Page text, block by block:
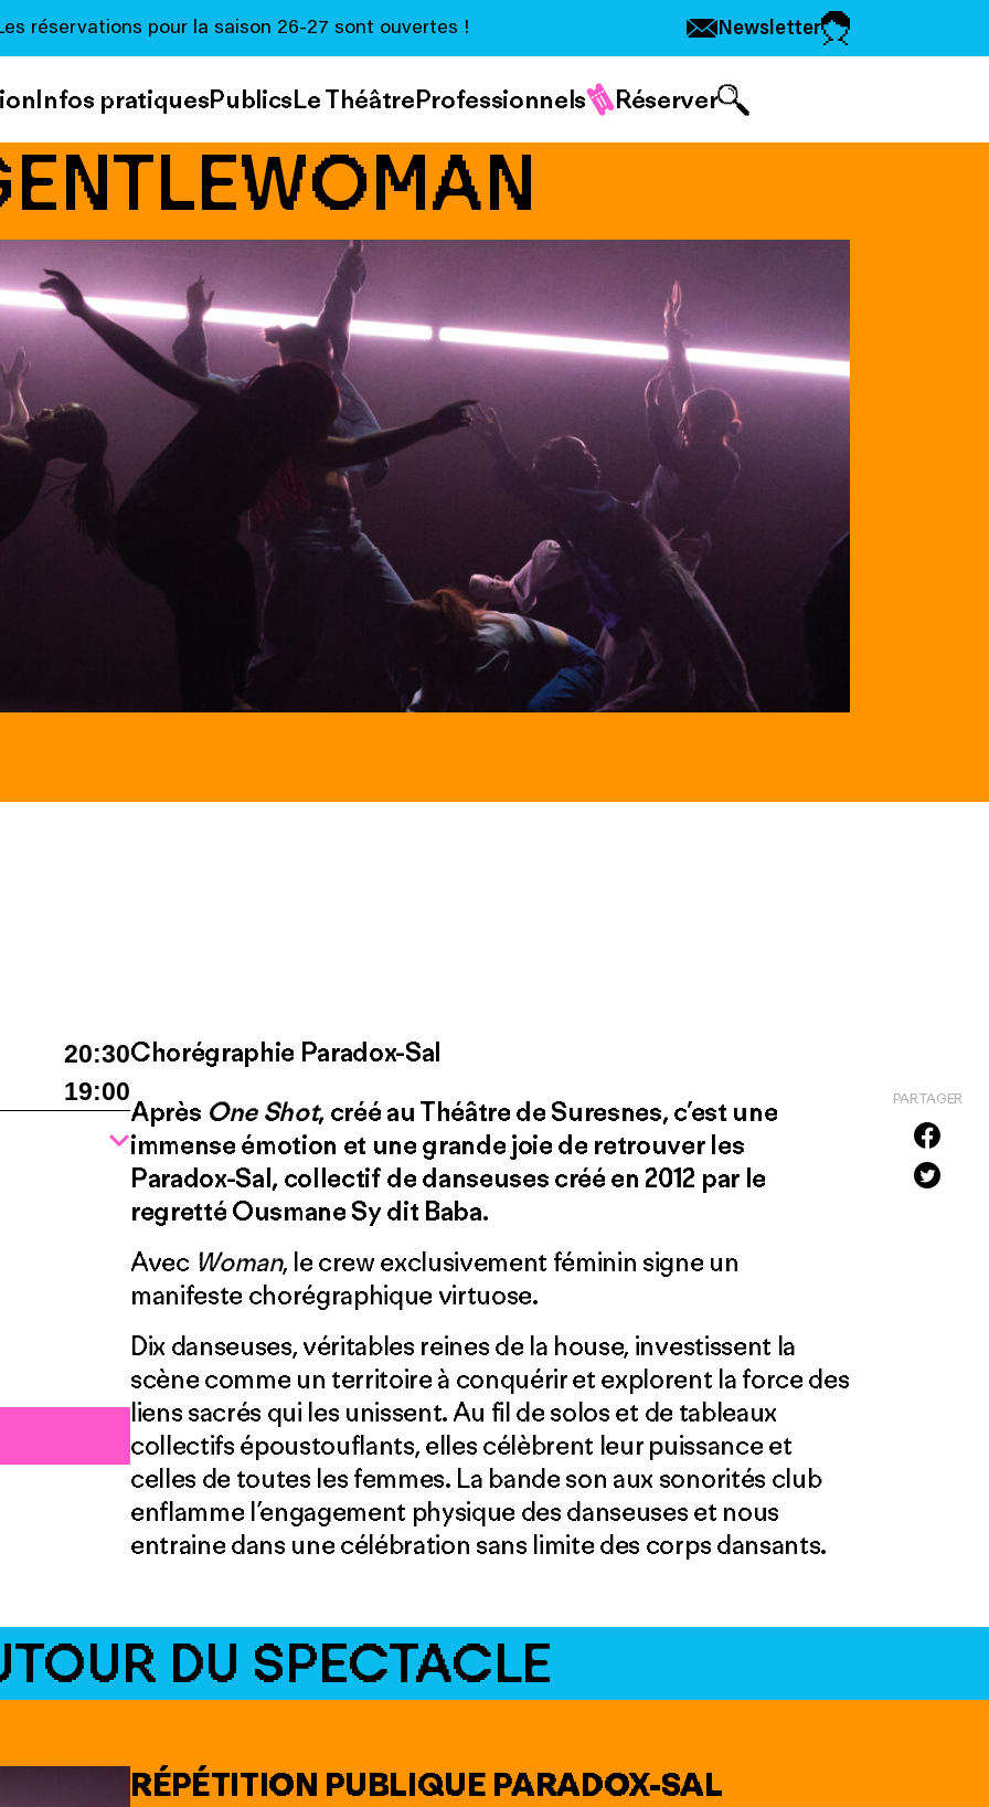
réservations pour la saison 26-27 sont ouvertes ! Newsletter
Infos pratiquesPublicsLe ThéâtreProfessionnels Réserver
PARTAGER
20:30
19:00
Chorégraphie Paradox-Sal
Après One Shot, créé au Théâtre de Suresnes, c’est une
immense émotion et une grande joie de retrouver les
Paradox-Sal, collectif de danseuses créé en 2012 par le
regretté Ousmane Sy dit Baba.
Avec Woman, le crew exclusivement féminin signe un
manifeste chorégraphique virtuose.
Dix danseuses, véritables reines de la house, investissent la
scène comme un territoire à conquérir et explorent la force des
liens sacrés qui les unissent. Au fil de solos et de tableaux
collectifs époustouflants, elles célèbrent leur puissance et
celles de toutes les femmes. La bande son aux sonorités club
enflamme l’engagement physique des danseuses et nous
entraine dans une célébration sans limite des corps dansants.
DU SPECTACLE
RÉPÉTITION PUBLIQUE PARADOX-SAL